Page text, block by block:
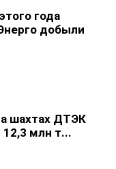
года
добыли
шахтах ДТЭК
млн т...